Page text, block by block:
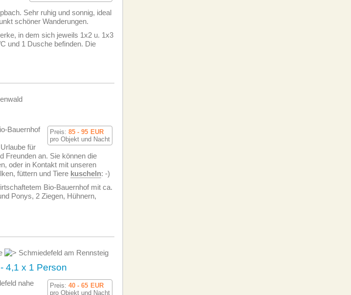
Sehr ruhig und sonnig, ideal
schöner Wanderungen.
in dem sich jeweils 1x2 u. 1x3
und 1 Dusche befinden. Die
Preis: 85 - 95 EUR
pro Objekt und Nacht
Bauernhof
für
Freunden an. Sie können die
oder in Kontakt mit unseren
füttern und Tiere kuscheln: -)
Bio-Bauernhof mit ca.
Ponys, 2 Ziegen, Hühnern,
Schmiedefeld am Rennsteig
4,1 x 1 Person
Preis: 40 - 65 EUR
pro Objekt und Nacht
nahe